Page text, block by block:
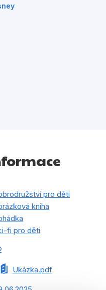
pro děti
kniha
fi pro děti
Ukázka.pdf